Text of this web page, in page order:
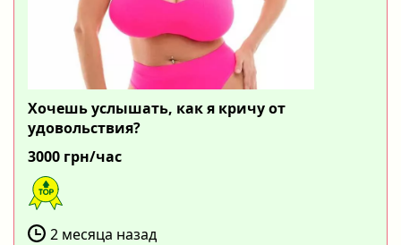
Хочешь услышать, как я кричу от
удовольствия?
3000 грн/час
2 месяца назад